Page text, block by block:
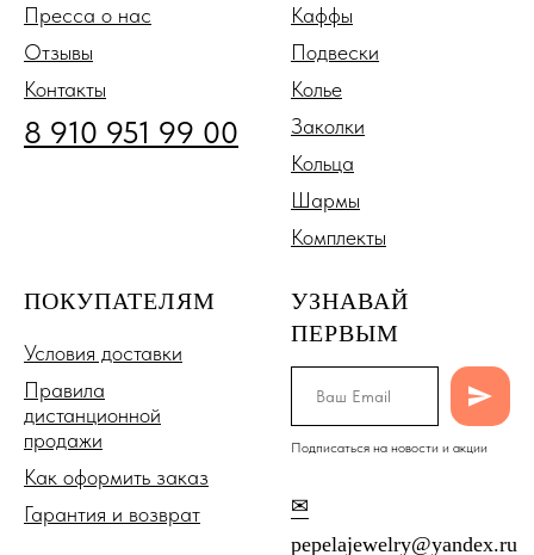
Пресса о нас
Отзывы
Контакты
8 910 951 99 00
Каффы
Подвески
Колье
Заколки
Кольца
Шармы
Комплекты
ПОКУПАТЕЛЯМ
Условия доставки
Правила
дистанционной
продажи
Как оформить заказ
Гарантия и возврат
УЗНАВАЙ
ПЕРВЫМ
Подписаться на новости и акции
✉
pepelajewelry@yandex.ru